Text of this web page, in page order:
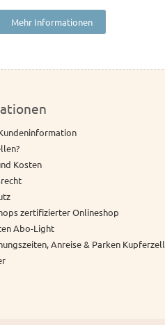
Mehr Informationen
Kosten
zertifizierter Onlineshop
Abo-Light
Anreise & Parken Kupferzell